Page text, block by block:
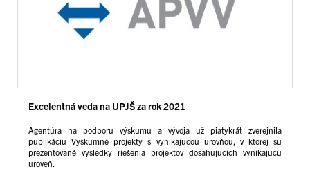
Excelentná veda na UPJŠ za rok 2021
Agentúra na podporu výskumu a vývoja už piatykrát zverejnila
publikáciu Výskumné projekty s vynikajúcou úrovňou, v ktorej sú
prezentované výsledky riešenia projektov dosahujúcich vynikajúcu
úroveň.